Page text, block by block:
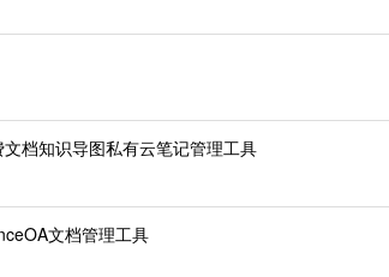
档知识导图私有云笔记管理工具
文档管理工具